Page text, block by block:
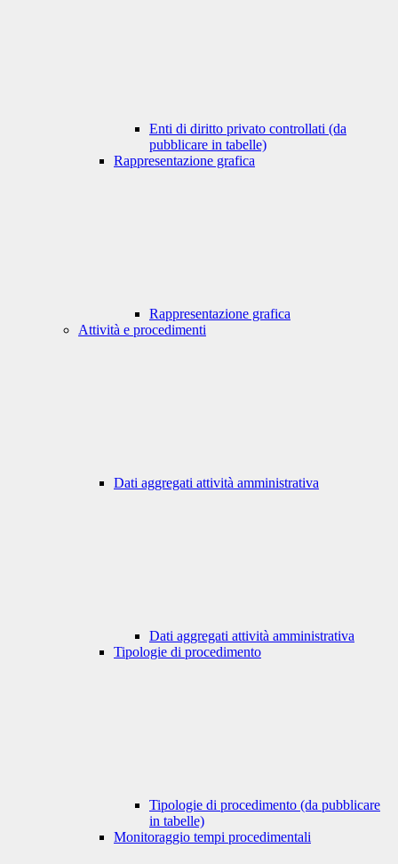
Enti di diritto privato controllati (da
pubblicare in tabelle)
Rappresentazione grafica
Rappresentazione grafica
Attività e procedimenti
Dati aggregati attività amministrativa
Dati aggregati attività amministrativa
Tipologie di procedimento
Tipologie di procedimento (da pubblicare
in tabelle)
Monitoraggio tempi procedimentali